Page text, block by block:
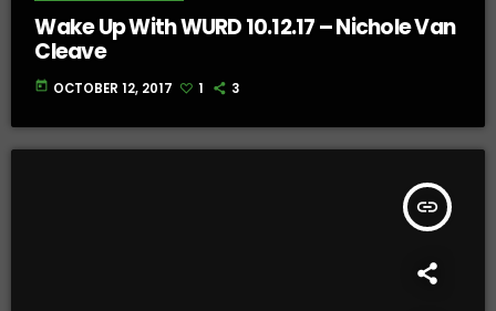
Wake Up With WURD 10.12.17 – Nichole Van
Cleave
today OCTOBER 12, 2017 1 3
insert_link